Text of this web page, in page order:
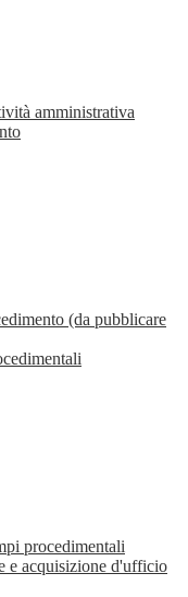
amministrativa
(da pubblicare
procedimentali
e acquisizione d'ufficio